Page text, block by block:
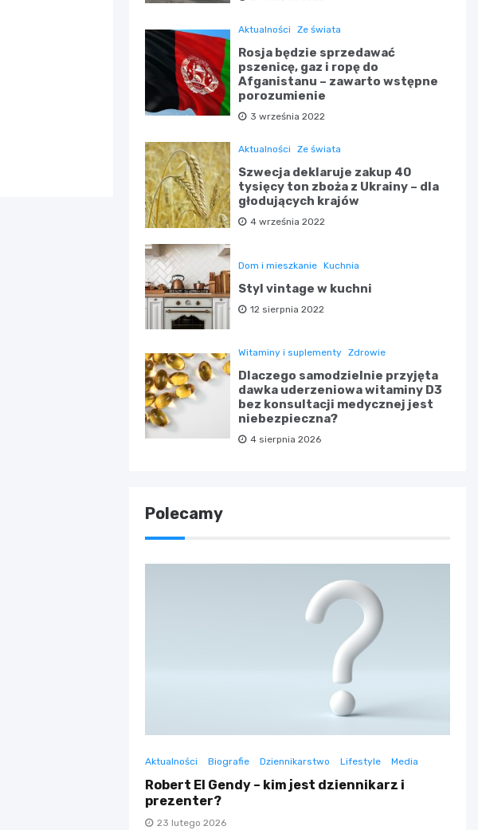
Aktualności Ze świata
Rosja będzie sprzedawać
pszenicę, gaz i ropę do
Afganistanu – zawarto wstępne
porozumienie
3 września 2022
Aktualności Ze świata
Szwecja deklaruje zakup 40
tysięcy ton zboża z Ukrainy – dla
głodujących krajów
4 września 2022
Dom i mieszkanie Kuchnia
Styl vintage w kuchni
12 sierpnia 2022
Witaminy i suplementy Zdrowie
Dlaczego samodzielnie przyjęta
dawka uderzeniowa witaminy D3
bez konsultacji medycznej jest
niebezpieczna?
4 sierpnia 2026
Polecamy
Aktualności Biografie Dziennikarstwo Lifestyle Media
Robert El Gendy – kim jest dziennikarz i
prezenter?
23 lutego 2026